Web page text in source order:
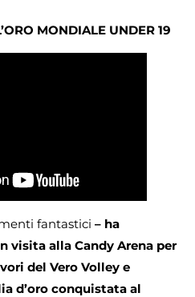
MONDIALE UNDER 19
fantastici – ha
visita alla Candy Arena per
del Vero Volley e
d’oro conquistata al